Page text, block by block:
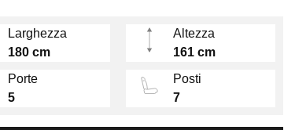
Larghezza
180 cm
Altezza
161 cm
Porte
5
Posti
7